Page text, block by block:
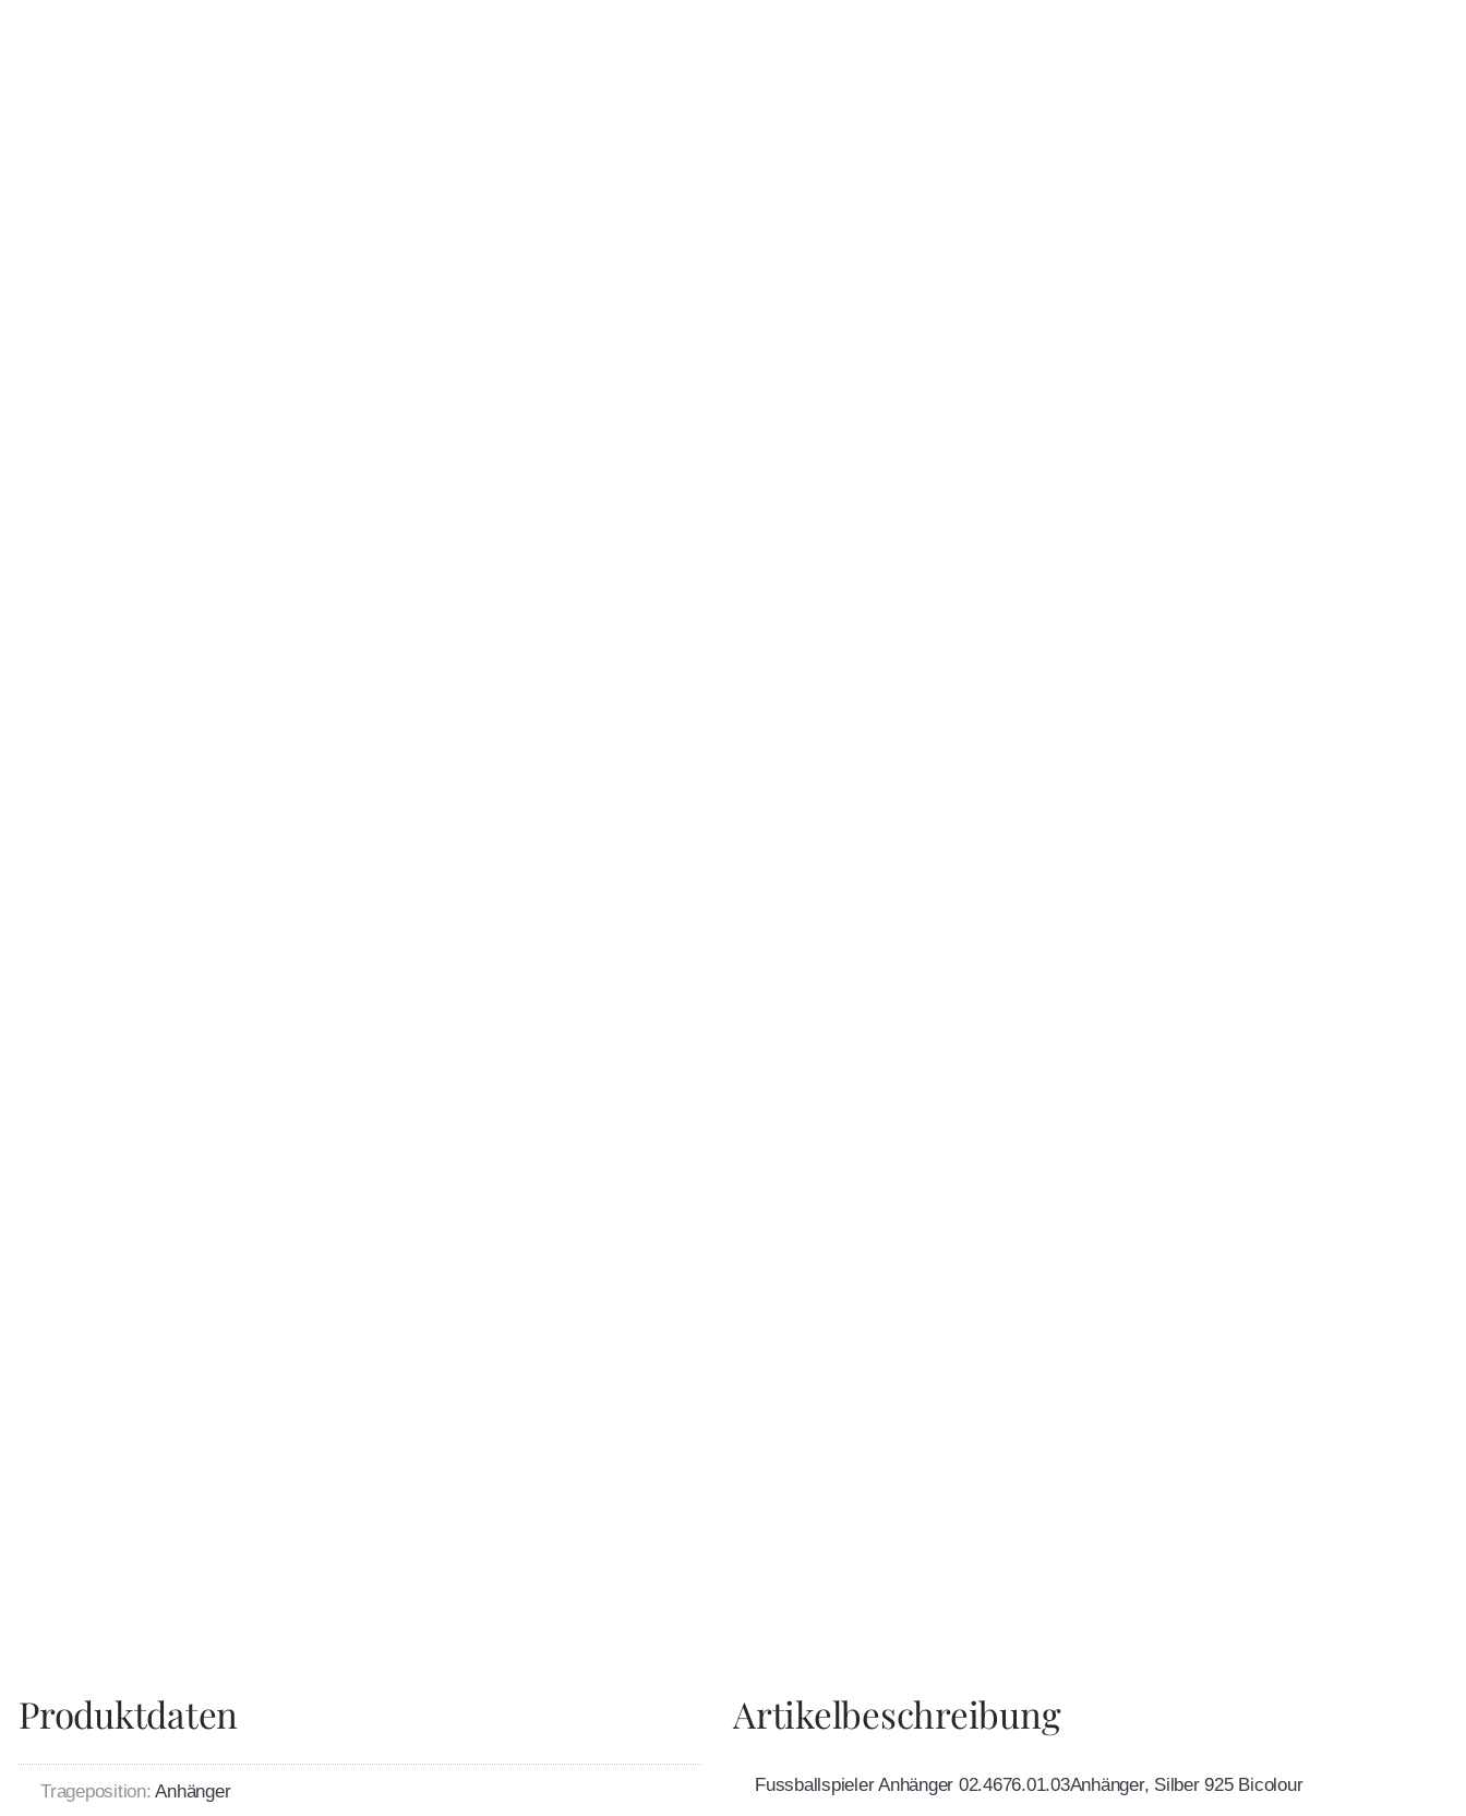
Produktdaten
Trageposition: Anhänger
Artikelbeschreibung
Fussballspieler Anhänger 02.4676.01.03Anhänger, Silber 925 Bicolour